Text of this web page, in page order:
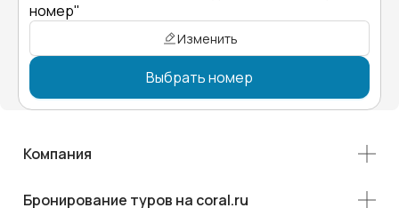
номер"
Изменить
Выбрать номер
Компания
Бронирование туров на coral.ru